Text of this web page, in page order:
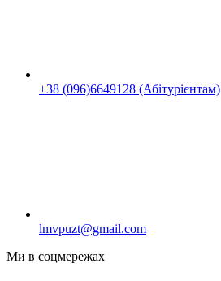
+38 (096)6649128 (Абітурієнтам)
lmvpuzt@gmail.com
Ми в соцмережах